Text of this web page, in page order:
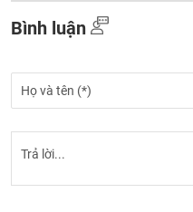
Bình luận